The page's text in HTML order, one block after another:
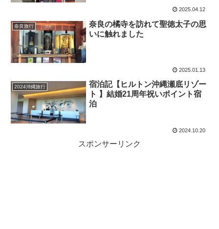
2025.04.12
奈良旅行
奈良の橘寺を訪れて聖徳太子の思
いに触れました
2025.01.13
2024沖縄旅行
宿泊記【ヒルトン沖縄瀬底リゾー
ト 】結婚21周年祝いポイント宿
泊
2024.10.20
スポンサーリンク